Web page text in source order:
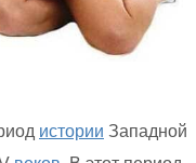
истории Западной